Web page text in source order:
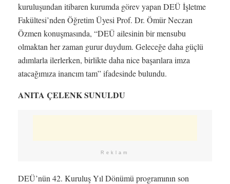
kuruluşundan itibaren kurumda görev yapan DEÜ İşletme
Fakültesi’nden Öğretim Üyesi Prof. Dr. Ömür Neczan
Özmen konuşmasında, “DEÜ ailesinin bir mensubu
olmaktan her zaman gurur duydum. Geleceğe daha güçlü
adımlarla ilerlerken, birlikte daha nice başarılara imza
atacağımıza inancım tam” ifadesinde bulundu.
ANITA ÇELENK SUNULDU
Reklam
DEÜ’nün 42. Kuruluş Yıl Dönümü programının son